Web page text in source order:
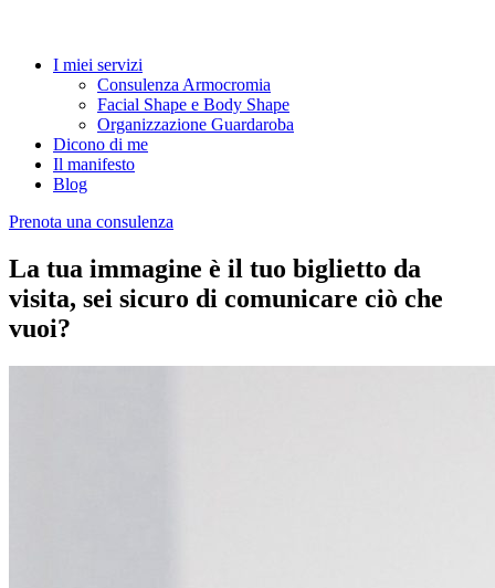
I miei servizi
Consulenza Armocromia
Facial Shape e Body Shape
Organizzazione Guardaroba
Dicono di me
Il manifesto
Blog
Prenota una consulenza
La tua immagine è il tuo biglietto da
visita, sei sicuro di comunicare ciò che
vuoi?